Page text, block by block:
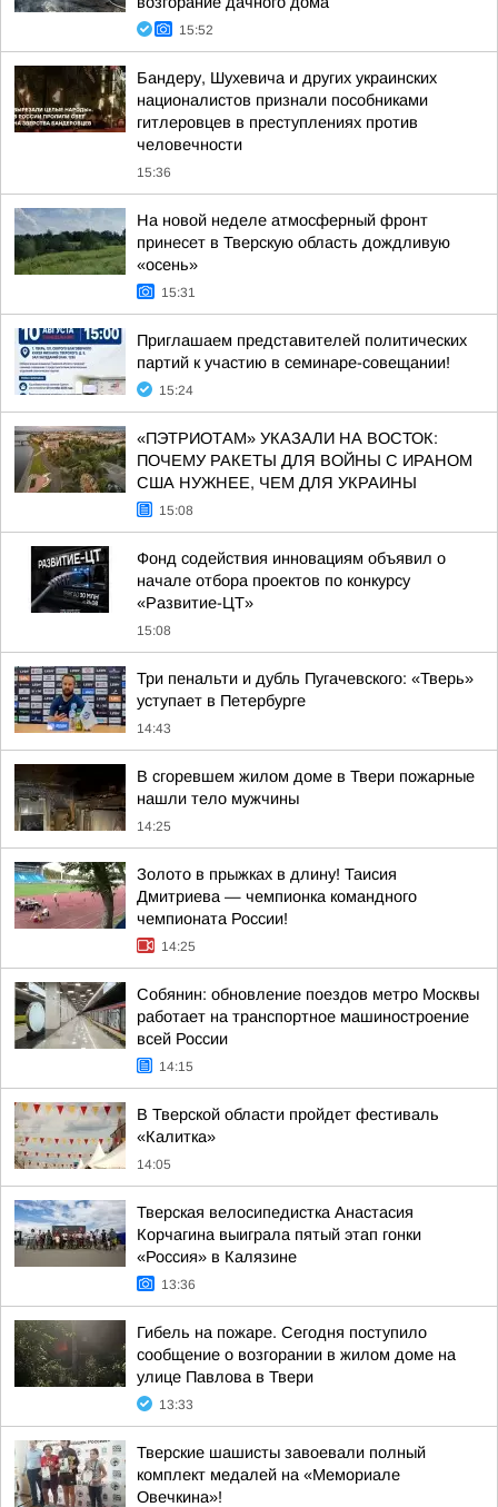
15:52
Бандеру, Шухевича и других украинских
националистов признали пособниками
гитлеровцев в преступлениях против
человечности
15:36
На новой неделе атмосферный фронт
принесет в Тверскую область дождливую
«осень»
15:31
Приглашаем представителей политических
партий к участию в семинаре-совещании!
15:24
«ПЭТРИОТАМ» УКАЗАЛИ НА ВОСТОК:
ПОЧЕМУ РАКЕТЫ ДЛЯ ВОЙНЫ С ИРАНОМ
США НУЖНЕЕ, ЧЕМ ДЛЯ УКРАИНЫ
15:08
Фонд содействия инновациям объявил о
начале отбора проектов по конкурсу
«Развитие-ЦТ»
15:08
Три пенальти и дубль Пугачевского: «Тверь»
уступает в Петербурге
14:43
В сгоревшем жилом доме в Твери пожарные
нашли тело мужчины
14:25
Золото в прыжках в длину! Таисия
Дмитриева — чемпионка командного
чемпионата России!
14:25
Собянин: обновление поездов метро Москвы
работает на транспортное машиностроение
всей России
14:15
В Тверской области пройдет фестиваль
«Калитка»
14:05
Тверская велосипедистка Анастасия
Корчагина выиграла пятый этап гонки
«Россия» в Калязине
13:36
Гибель на пожаре. Сегодня поступило
сообщение о возгорании в жилом доме на
улице Павлова в Твери
13:33
Тверские шашисты завоевали полный
комплект медалей на «Мемориале
Овечкина»!